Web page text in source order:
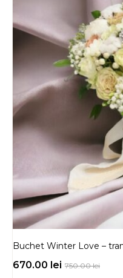
Buchet Winter Love –
750.00lei
670.00 lei